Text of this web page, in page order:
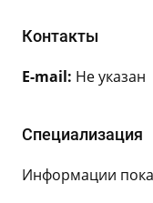
Контакты
E-mail: Не указан
Специализация
Информации